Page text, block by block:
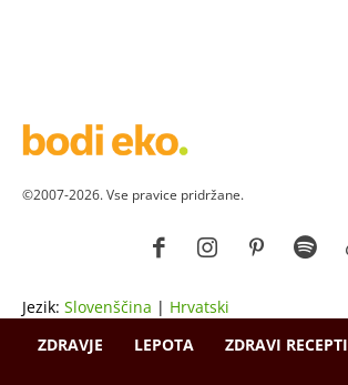
©2007-2026. Vse pravice pridržane.
Jezik: Slovenščina | Hrvatski
ZDRAVJE
LEPOTA ZDRAVI RECEPTI